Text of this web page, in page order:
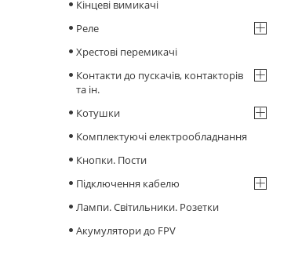
Кінцеві вимикачі
Реле
Хрестові перемикачі
Контакти до пускачів, контакторів
та ін.
Котушки
Комплектуючі електрообладнання
Кнопки. Пости
Підключення кабелю
Лампи. Світильники. Розетки
Акумулятори до FPV